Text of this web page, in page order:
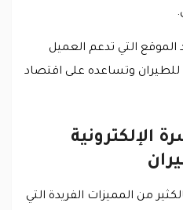
التي تدعم العميل
للطيران وتساعده على اقتصاد
الإلكترونية
من المميزات الفريدة التي